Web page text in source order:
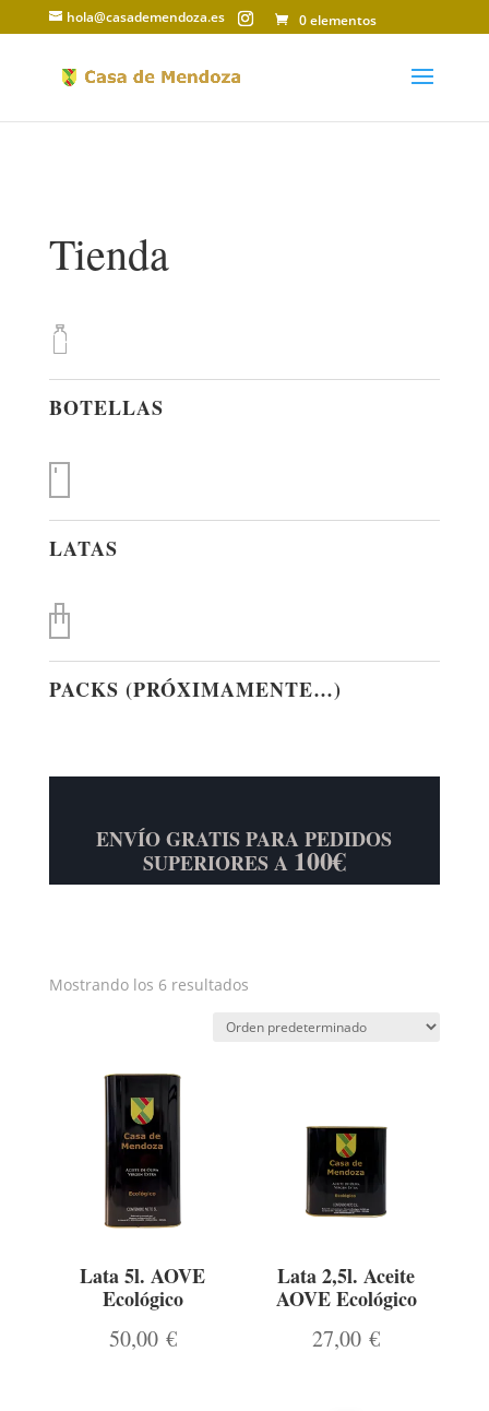
hola@casademendoza.es 0 elementos
Tienda
BOTELLAS
LATAS
PACKS (PRÓXIMAMENTE…)
ENVÍO GRATIS PARA PEDIDOS
SUPERIORES A 100€
Mostrando los 6 resultados
Lata 5l. AOVE
Ecológico
50,00 €
Lata 2,5l. Aceite
AOVE Ecológico
27,00€